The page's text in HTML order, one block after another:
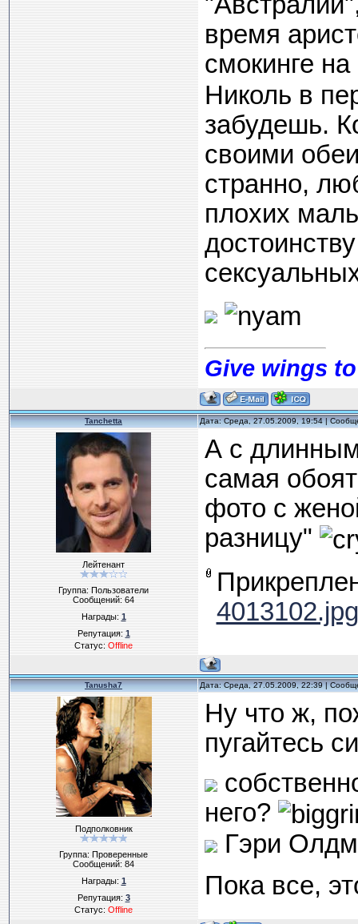
время
смокинге
Николь в
забудешь.
своими
странно,
плохих
Give wings
Tanchetta Дата: Среда, 27.05.2009, 19:54 |
Лейтенант
Группа: Пользователи
Сообщений:64
Награды:1
Репутация:1
Статус:Offline
А с
самая
фото с
разницу"
4013102.jpg
Tanusha7 Дата: Среда, 27.05.2009, 22:39 |
Подполковник
Группа: Проверенные
Сообщений:84
Награды:1
Репутация:3
Статус:Offline
Ну что ж,
пугайтесь
него?
Гэри
Пока все,